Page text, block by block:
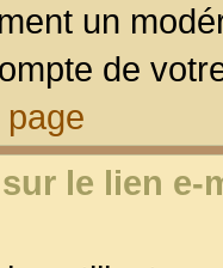
un
de
le lien